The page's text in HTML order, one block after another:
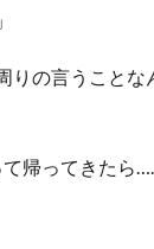
の言うことな
帰ってきたら